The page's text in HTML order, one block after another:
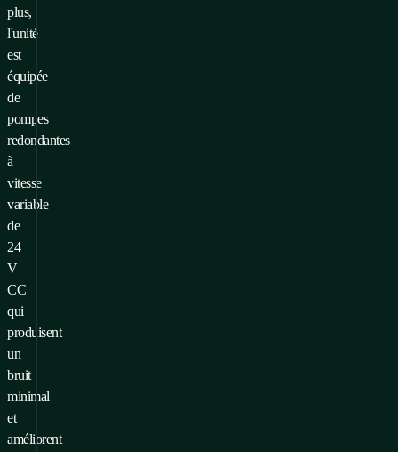
plus,
l'unité
est
équipée
de
pompes
redondantes
à
vitesse
variable
de
24
V
CC
qui
produisent
un
bruit
minimal
et
améliorent